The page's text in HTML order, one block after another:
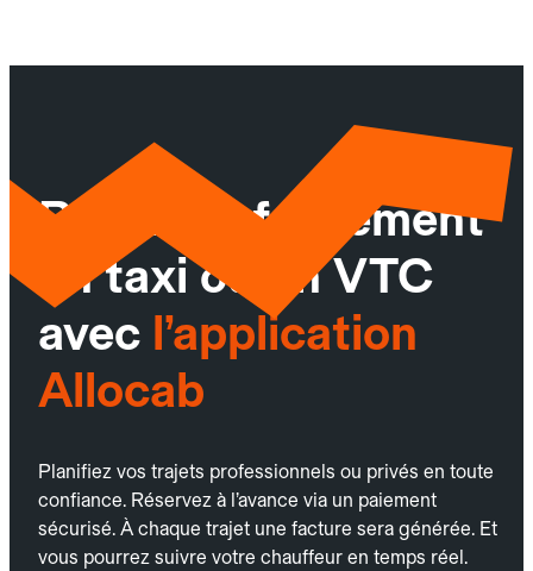
Réservez facilement
un taxi ou un VTC
avec l’application
Allocab
Planifiez vos trajets professionnels ou privés en toute
confiance. Réservez à l’avance via un paiement
sécurisé. À chaque trajet une facture sera générée. Et
vous pourrez suivre votre chauffeur en temps réel.